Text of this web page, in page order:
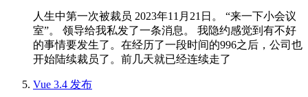
人生中第一次被裁员 2023年11月21日。 “来一下小会议
室”。 领导给我私发了一条消息。 我隐约感觉到有不好
的事情要发生了。在经历了一段时间的996之后，公司也
开始陆续裁员了。前几天就已经连续走了
Vue 3.4 发布